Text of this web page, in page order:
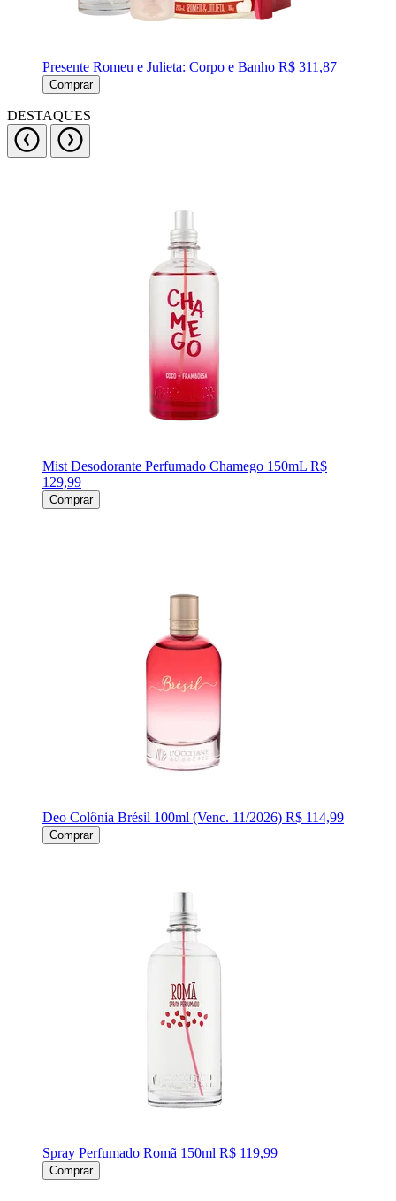
Presente Romeu e Julieta: Corpo e Banho R$ 311,87
Comprar
DESTAQUES
Mist Desodorante Perfumado Chamego 150mL R$
129,99
Comprar
Deo Colônia Brésil 100ml (Venc. 11/2026) R$ 114,99
Comprar
Spray Perfumado Romã 150ml R$ 119,99
Comprar